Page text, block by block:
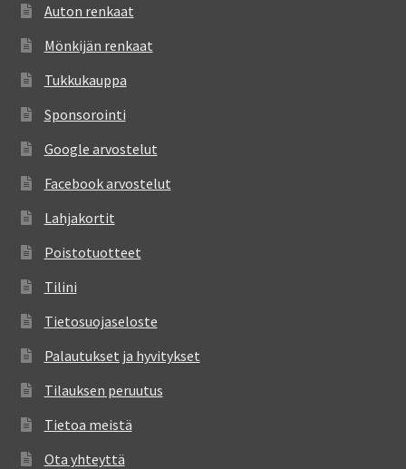
Auton renkaat
Mönkijän renkaat
Tukkukauppa
Sponsorointi
Google arvostelut
Facebook arvostelut
Lahjakortit
Poistotuotteet
Tilini
Tietosuojaseloste
Palautukset ja hyvitykset
Tilauksen peruutus
Tietoa meistä
Ota yhteyttä